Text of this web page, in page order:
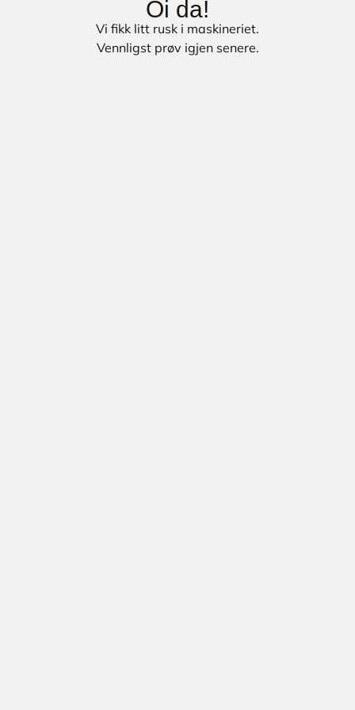
Oi da!
Vi fikk litt rusk i maskineriet.
Vennligst prøv igjen senere.